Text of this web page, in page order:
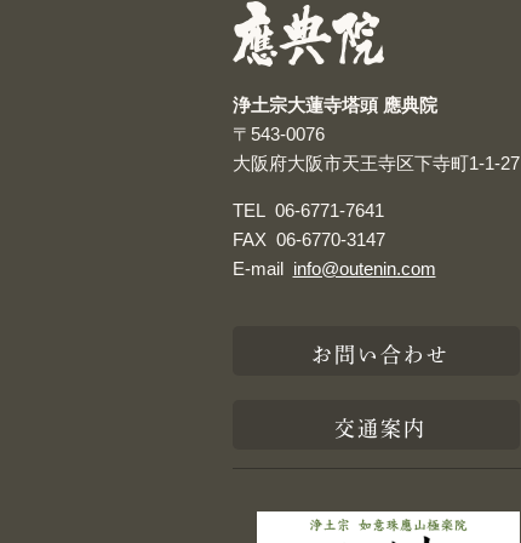
浄土宗大蓮寺塔頭 應典院
〒543-0076
大阪府大阪市天王寺区下寺町1-1-27
TEL 06-6771-7641
FAX 06-6770-3147
E-mail info@outenin.com
お問い合わせ
交通案内